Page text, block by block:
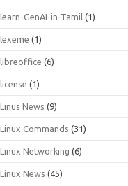
learn-GenAI-in-Tamil (1)
lexeme (1)
libreoffice (6)
license (1)
Linus News (9)
Linux Commands (31)
Linux Networking (6)
Linux News (45)